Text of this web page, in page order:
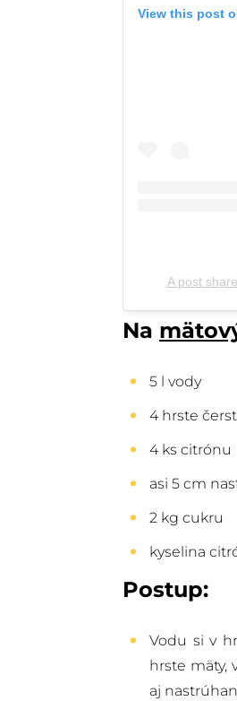
View this post
A post
Na
5 l vody
4 hrste
4 ks citrónu
asi 5 cm
2 kg cukru
kyselina
Postup:
Vodu si v
hrste mäty,
aj